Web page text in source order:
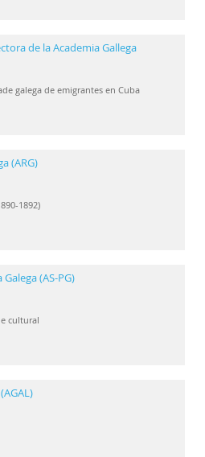
de la Academia Gallega
galega de emigrantes en Cuba
(ARG)
1892)
(AS-PG)
cultural